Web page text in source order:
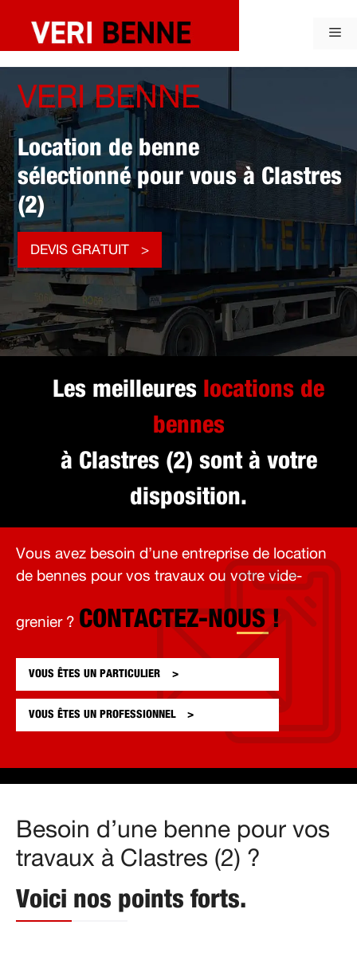
contenu
VERI BENNE
Location de benne
sélectionné pour vous à Clastres
(2)
DEVIS GRATUIT
Les meilleures locations de
bennes
à Clastres (2) sont à votre
disposition.
Vous avez besoin d’une entreprise de location
de bennes pour vos travaux ou votre vide-
grenier ? CONTACTEZ-NOUS !
VOUS ÊTES UN PARTICULIER
VOUS ÊTES UN PROFESSIONNEL
Besoin d’une benne pour vos
travaux à Clastres (2) ?
Voici nos points forts.